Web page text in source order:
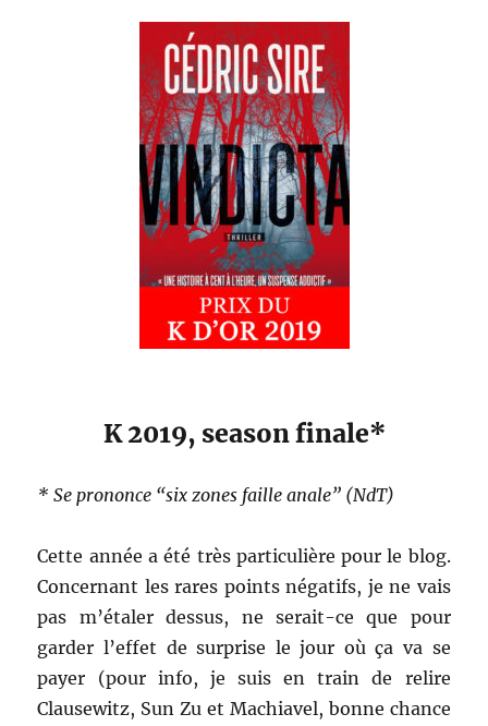
K 2019, season finale*
* Se prononce “six zones faille anale” (NdT)
Cette année a été très particulière pour le blog.
Concernant les rares points négatifs, je ne vais
pas m’étaler dessus, ne serait-ce que pour
garder l’effet de surprise le jour où ça va se
payer (pour info, je suis en train de relire
Clausewitz, Sun Zu et Machiavel, bonne chance